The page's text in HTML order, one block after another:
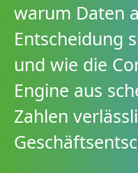
warum Daten
Entscheidung
und wie die
Engine aus
Zahlen